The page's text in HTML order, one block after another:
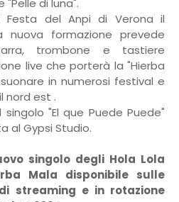
"Pelle di luna".
Festa del Anpi di Verona il
formazione prevede
trombone e tastiere
live che porterà la "Hierba
in numerosi festival e
nord est .
"El que Puede Puede"
al Gypsi Studio.
singolo degli Hola Lola
Mala disponibile sulle
streaming e in rotazione